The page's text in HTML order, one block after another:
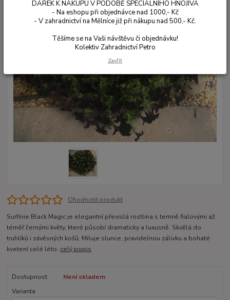
Ohodnotit produkt
Surfínie Black Magic je elegantní převislá rostlina s temně fialovými až
téměř černými květy, které působí dramaticky a luxusně. Skvělá do
truhlíků i závěsných košů. Miluje slunce, pravidelnou zálivku a bohaté
kvetení celé léto. celý popis
Dostupnost
Není skladem
Varianta
DÁREK K NÁKUPU V PODOBĚ SPECIÁLNÍHO HNOJIVA
- Na eshopu při objednávce nad 1000,- Kč
- V zahradnictví na Mělníce již při nákupu nad 500,- Kč.
Těšíme se na Vaši návštěvu či objednávku!
Kolektiv Zahradnictví Petro
Zavřít